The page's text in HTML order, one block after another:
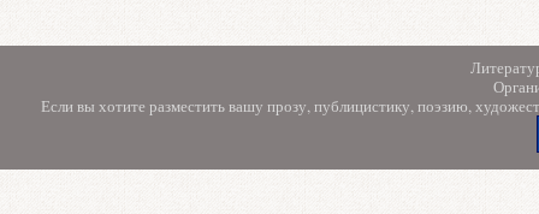
Если вы хотите разместить вашу прозу, публицистику, поэзию,